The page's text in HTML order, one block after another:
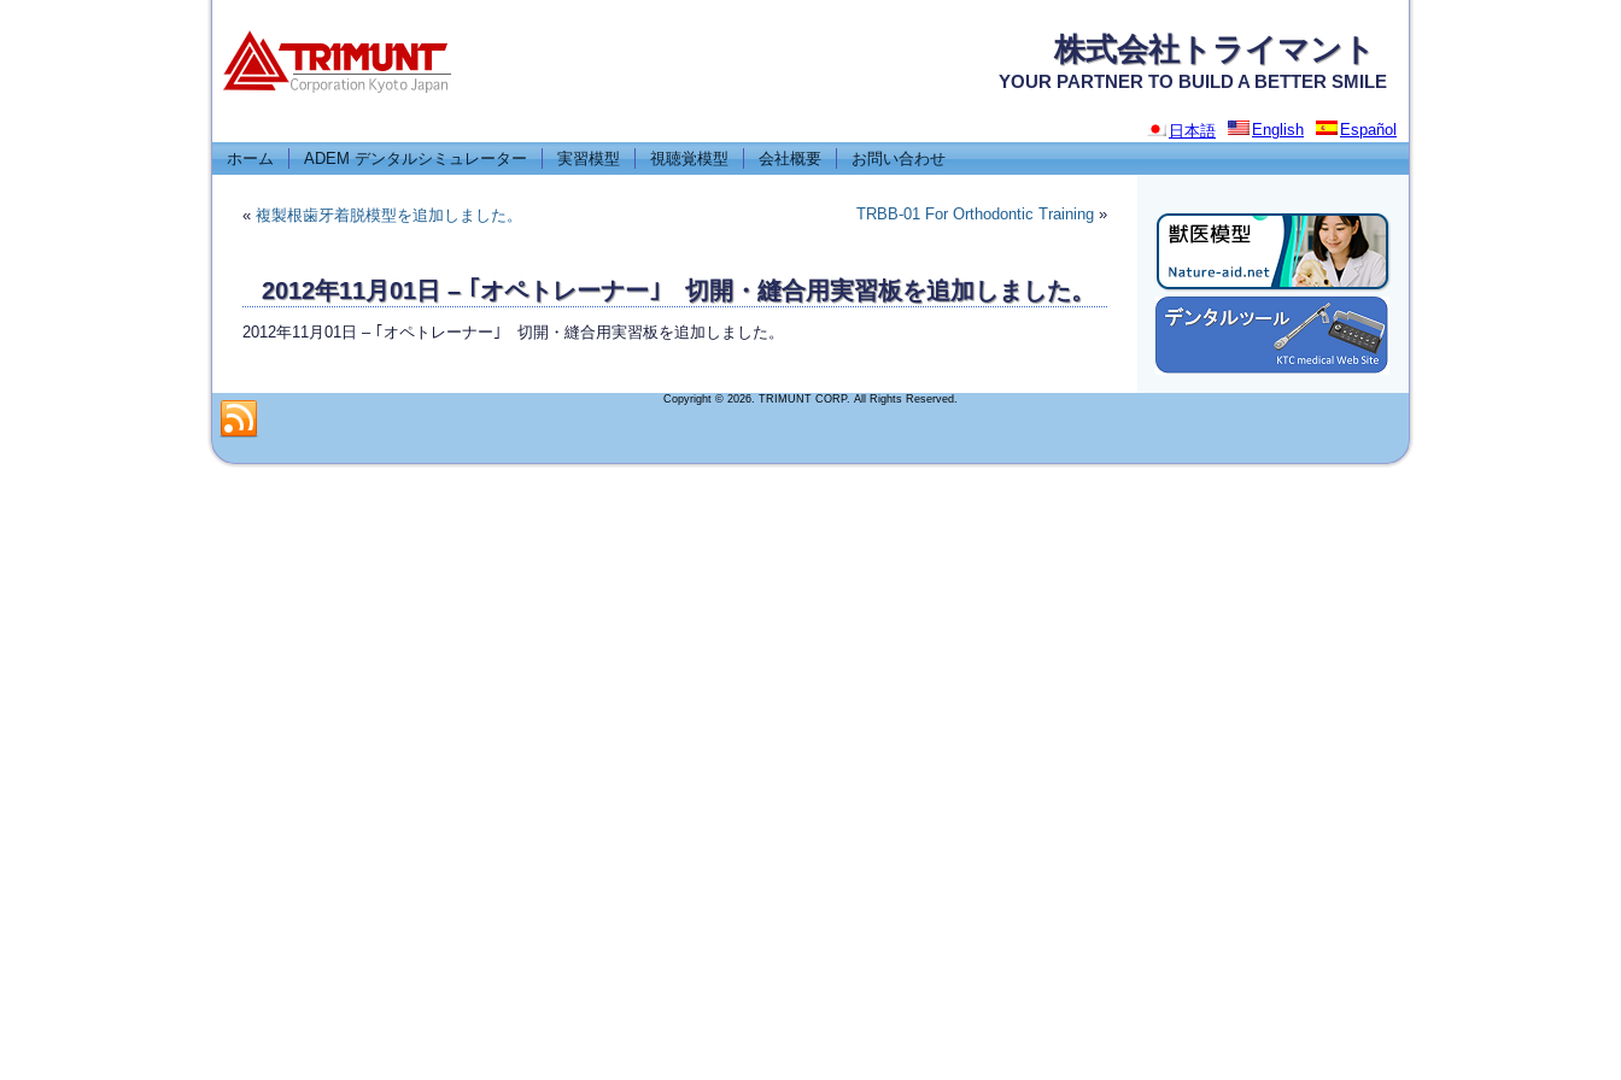
株式会社トライマント
YOUR PARTNER TO BUILD A BETTER SMILE
Español
English
日本語
ホーム
ADEM デンタルシミュレーター 実習模型 視聴覚模型 会社概要 お問い合わせ
« 複製根歯牙着脱模型を追加しました。 TRBB-01 For Orthodontic Training »
2012年11月01日 – ｢オペトレーナー｣ 切開・縫合用実習板を追加しました。
2012年11月01日 – ｢オペトレーナー｣ 切開・縫合用実習板を追加しました。
Copyright © 2026. TRIMUNT CORP. All Rights Reserved.